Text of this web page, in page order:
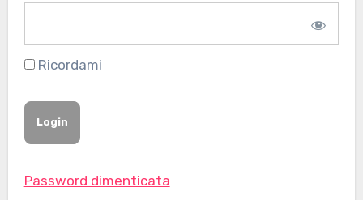
Ricordami
Password dimenticata